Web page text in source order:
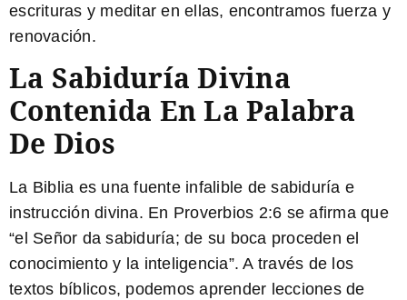
escrituras y meditar en ellas, encontramos fuerza y
renovación.
La Sabiduría Divina
Contenida En La Palabra
De Dios
La Biblia es una fuente infalible de sabiduría e
instrucción divina. En Proverbios 2:6 se afirma que
“el Señor da sabiduría; de su boca proceden el
conocimiento y la inteligencia”. A través de los
textos bíblicos, podemos aprender lecciones de